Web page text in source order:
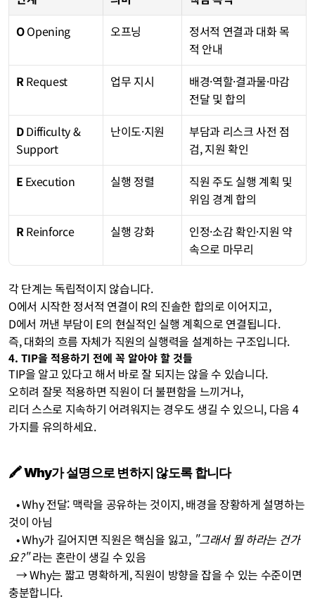
O Opening 오프닝
정서적 연결과 대화 목
적 안내
R Request 업무 지시
배경·역할·결과물·마감
전달 및 합의
D Difficulty &
Support
난이도·지원
부담과 리스크 사전 점
검, 지원 확인
E Execution 실행 정렬
직원 주도 실행 계획 및
위임 경계 합의
R Reinforce 실행 강화
인정·소감 확인·지원 약
속으로 마무리
각 단계는 독립적이지 않습니다.
O에서 시작한 정서적 연결이 R의 진솔한 합의로 이어지고,
D에서 꺼낸 부담이 E의 현실적인 실행 계획으로 연결됩니다.
즉, 대화의 흐름 자체가 직원의 실행력을 설계하는 구조입니다.
4. TIP을 적용하기 전에 꼭 알아야 할 것들
TIP을 알고 있다고 해서 바로 잘 되지는 않을 수 있습니다.
오히려 잘못 적용하면 직원이 더 불편함을 느끼거나,
리더 스스로 지속하기 어려워지는 경우도 생길 수 있으니, 다음 4
가지를 유의하세요.
🖍️ Why가 설명으로 변하지 않도록 합니다
   • Why 전달: 맥락을 공유하는 것이지, 배경을 장황하게 설명하는
것이 아님
   • Why가 길어지면 직원은 핵심을 잃고,
"그래서 뭘 하라는 건가
요?" 라는 혼란이 생길 수 있음
   → Why는 짧고 명확하게, 직원이 방향을 잡을 수 있는 수준이면
충분합니다.